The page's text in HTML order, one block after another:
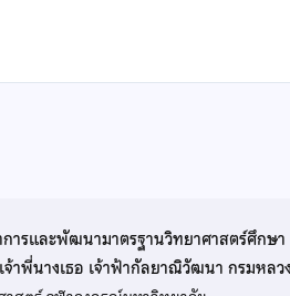
ารและพัฒนามาตรฐานวิทยาศาสตร์ศึกษา
าพี่นางเธอ เจ้าฟ้ากัลยาณิวัฒนา กรมหลว